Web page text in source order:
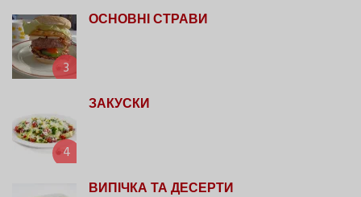
3
ОСНОВНІ СТРАВИ
4
ЗАКУСКИ
ВИПІЧКА ТА ДЕСЕРТИ